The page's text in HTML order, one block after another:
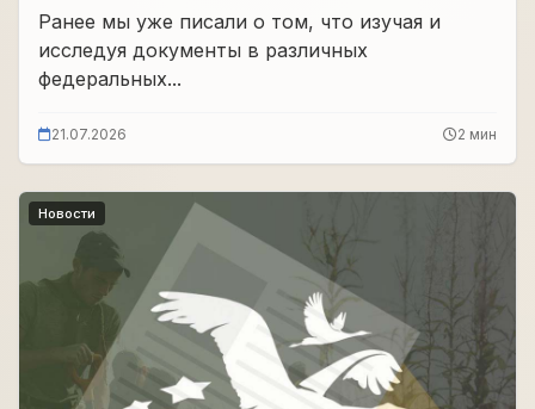
Ранее мы уже писали о том, что изучая и
исследуя документы в различных
федеральных...
21.07.2026 2 мин
Новости